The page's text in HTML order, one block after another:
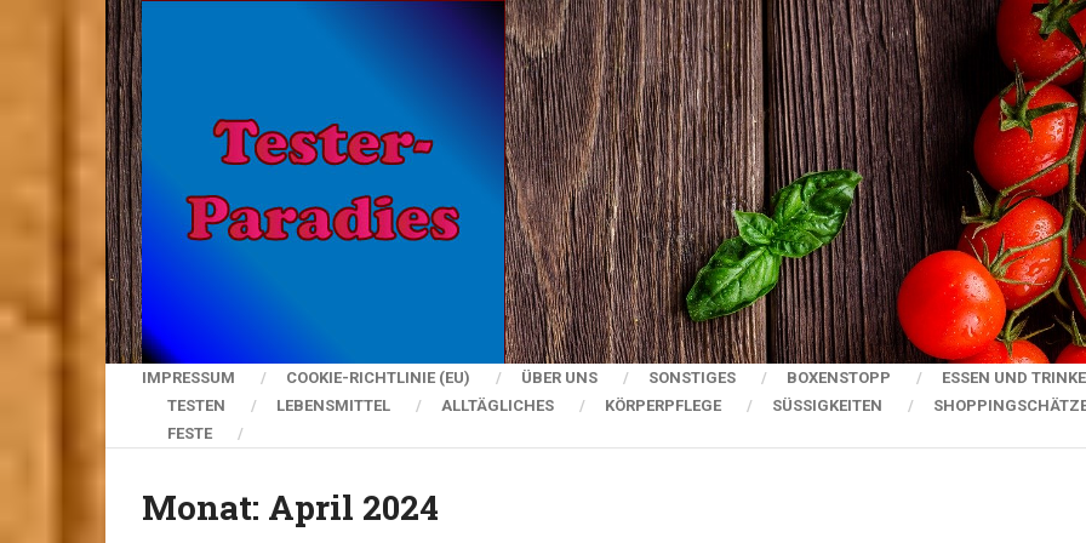
IMPRESSUM COOKIE-RICHTLINIE (EU) ÜBER UNS SONSTIGES BOXENSTOPP
ESSEN UND
TESTEN
LEBENSMITTEL ALLTÄGLICHES KÖRPERPFLEGE SÜSSIGKEITEN
FESTE
Monat: April 2024